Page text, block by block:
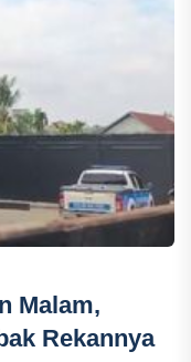
Malam,
Rekannya